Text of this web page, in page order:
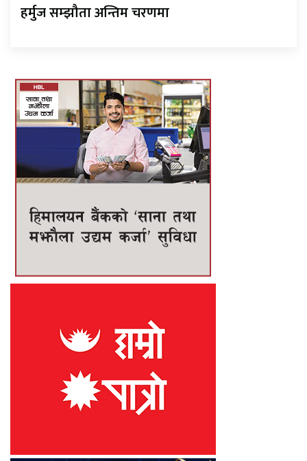
हर्मुज सम्झौता अन्तिम चरणमा